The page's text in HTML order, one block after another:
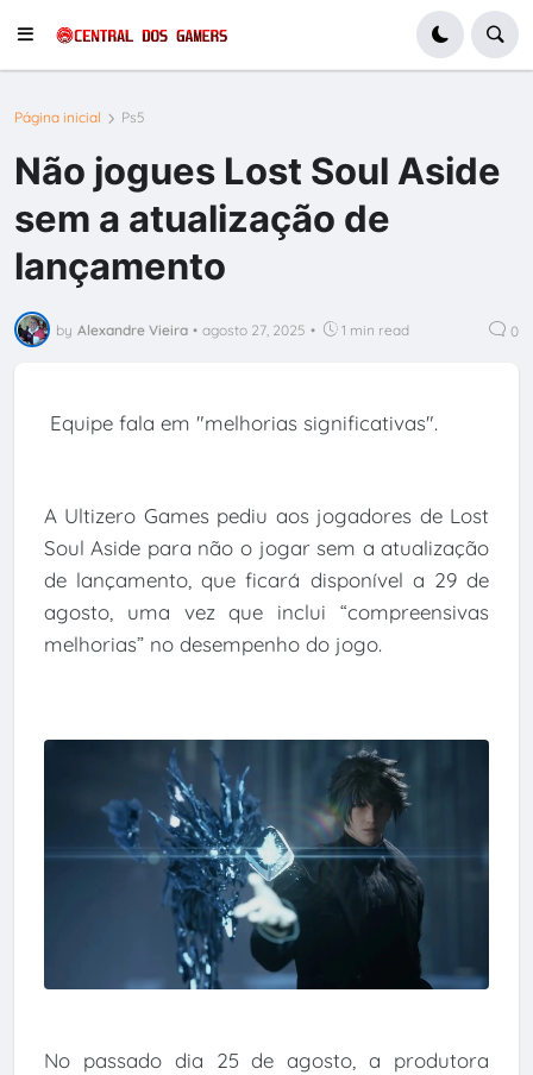
Página inicial Ps5
Não jogues Lost Soul Aside
sem a atualização de
lançamento
by Alexandre Vieira • agosto 27, 2025 • 1 min read 0
Equipe fala em "melhorias significativas".
A Ultizero Games pediu aos jogadores de Lost
Soul Aside para não o jogar sem a atualização
de lançamento, que ficará disponível a 29 de
agosto, uma vez que inclui “compreensivas
melhorias” no desempenho do jogo.
No passado dia 25 de agosto, a produtora